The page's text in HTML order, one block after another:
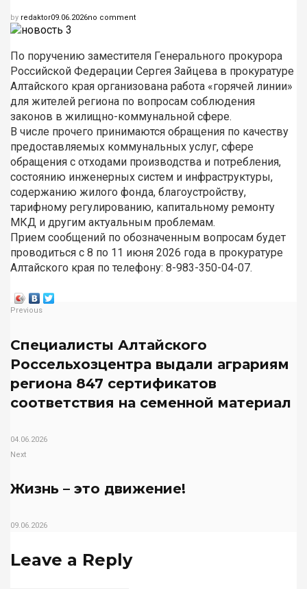
by redaktor09.06.2026no comment
По поручению заместителя Генерального прокурора
Российской Федерации Сергея Зайцева в прокуратуре
Алтайского края организована работа «горячей линии»
для жителей региона по вопросам соблюдения
законов в жилищно-коммунальной сфере.
В числе прочего принимаются обращения по качеству
предоставляемых коммунальных услуг, сфере
обращения с отходами производства и потребления,
состоянию инженерных систем и инфраструктуры,
содержанию жилого фонда, благоустройству,
тарифному регулированию, капитальному ремонту
МКД и другим актуальным проблемам.
Прием сообщений по обозначенным вопросам будет
проводиться с 8 по 11 июня 2026 года в прокуратуре
Алтайского края по телефону: 8-983-350-04-07.
Previous
Специалисты Алтайского
Россельхозцентра выдали аграриям
региона 847 сертификатов
соответствия на семенной материал
04.06.2026
Next
Жизнь – это движение!
09.06.2026
Leave a Reply